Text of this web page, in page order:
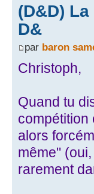
(D&D)
D&
par baron
Christoph,
Quand tu
compétition
alors
même"
rarement